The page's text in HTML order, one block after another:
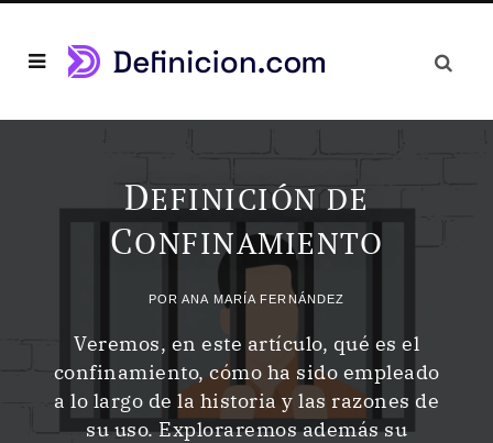
DEFINICIÓN DE
CONFINAMIENTO
PORANA MARÍA FERNÁNDEZ
Veremos, en este artículo, qué es el
confinamiento, cómo ha sido empleado
a lo largo de la historia y las razones de
su uso. Exploraremos además su